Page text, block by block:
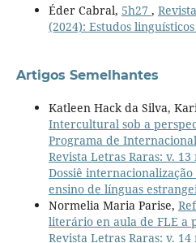
Éder Cabral, 5h27 ,
(2024): Estudos
Artigos Semelhantes
Katleen Hack da Silva,
Intercultural sob a
Programa de
Revista Letras Raras: v.
Dossiê
ensino de línguas
Normelia Maria Parise,
literário en aula de FLE a
Revista Letras Raras: v. 14